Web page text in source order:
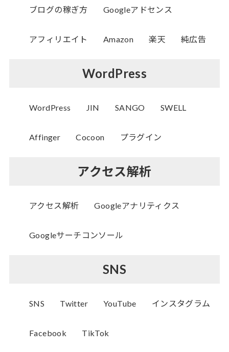
ブログの稼ぎ方 Googleアドセンス
アフィリエイト Amazon 楽天 純広告
WordPress
WordPress JIN SANGO SWELL
Affinger Cocoon プラグイン
アクセス解析
アクセス解析 Googleアナリティクス
Googleサーチコンソール
SNS
SNS Twitter YouTube インスタグラム
Facebook TikTok